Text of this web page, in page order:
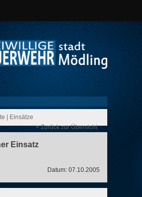
Einsätze
< Zurück zur Übersicht
Einsatz
Datum: 07.10.2005